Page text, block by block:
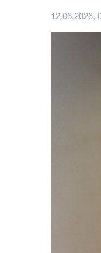
12.06.2026,